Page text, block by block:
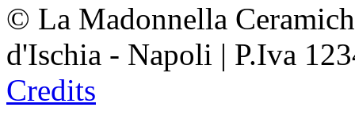
© La Madonnella
d'Ischia - Napoli | P.Iva
Credits